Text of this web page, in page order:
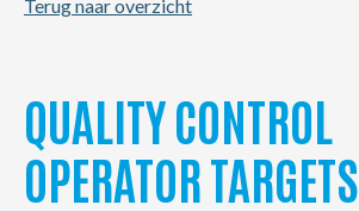
Kantoren
Terug naar overzicht
QUALITY CONTROL
OPERATOR TARGETS